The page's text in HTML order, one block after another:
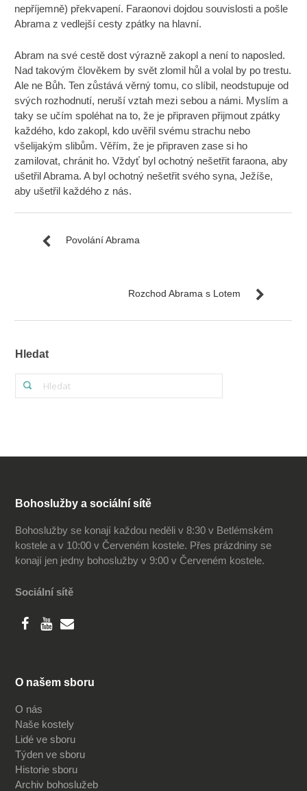
nepříjemně) překvapení. Faraonovi dojdou souvislosti a pošle
Abrama z vedlejší cesty zpátky na hlavní.
Abram na své cestě dost výrazně zakopl a není to naposled.
Nad takovým člověkem by svět zlomil hůl a volal by po trestu.
Ale ne Bůh. Ten zůstává věrný tomu, co slíbil, neodstupuje od
svých rozhodnutí, neruší vztah mezi sebou a námi. Myslím a
taky se učím spoléhat na to, že je připraven přijmout zpátky
každého, kdo zakopl, kdo uvěřil svému strachu nebo
všelijakým slibům. Věřím, že je připraven zase si ho
zamilovat, chránit ho. Vždyť byl ochotný nešetřit faraona, aby
ušetřil Abrama. A byl ochotný nešetřit svého syna, Ježíše,
aby ušetřil každého z nás.
Povolání Abrama
Rozchod Abrama s Lotem
Hledat
Bohoslužby a sociální sítě
Bohoslužby se konají každou neděli v 8:30 v Betlémském
kostele a v 10:00 v Červeném kostele. Přes prázdniny se
konají jen jedny bohoslužby v 9:00 v Červeném kostele.
Sociální sítě
O našem sboru
O nás
Naše kostely
Lidé ve sboru
Týden ve sboru
Historie sboru
Archiv bohoslužeb